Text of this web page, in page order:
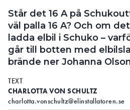
SEARCH
Står det 16 A på
väl palla 16 A? Och om
ladda elbil i Schuko –
går till botten med
brände ner Johanna
TEXT
CHARLOTTA VON SCHULTZ
charlotta.vonschultz@elinstallatoren.se